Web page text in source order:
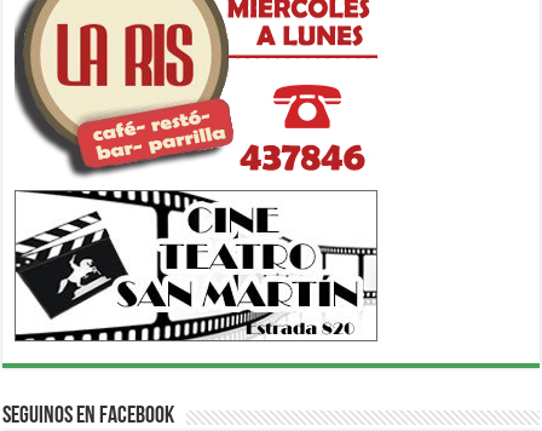
Seguinos en Facebook